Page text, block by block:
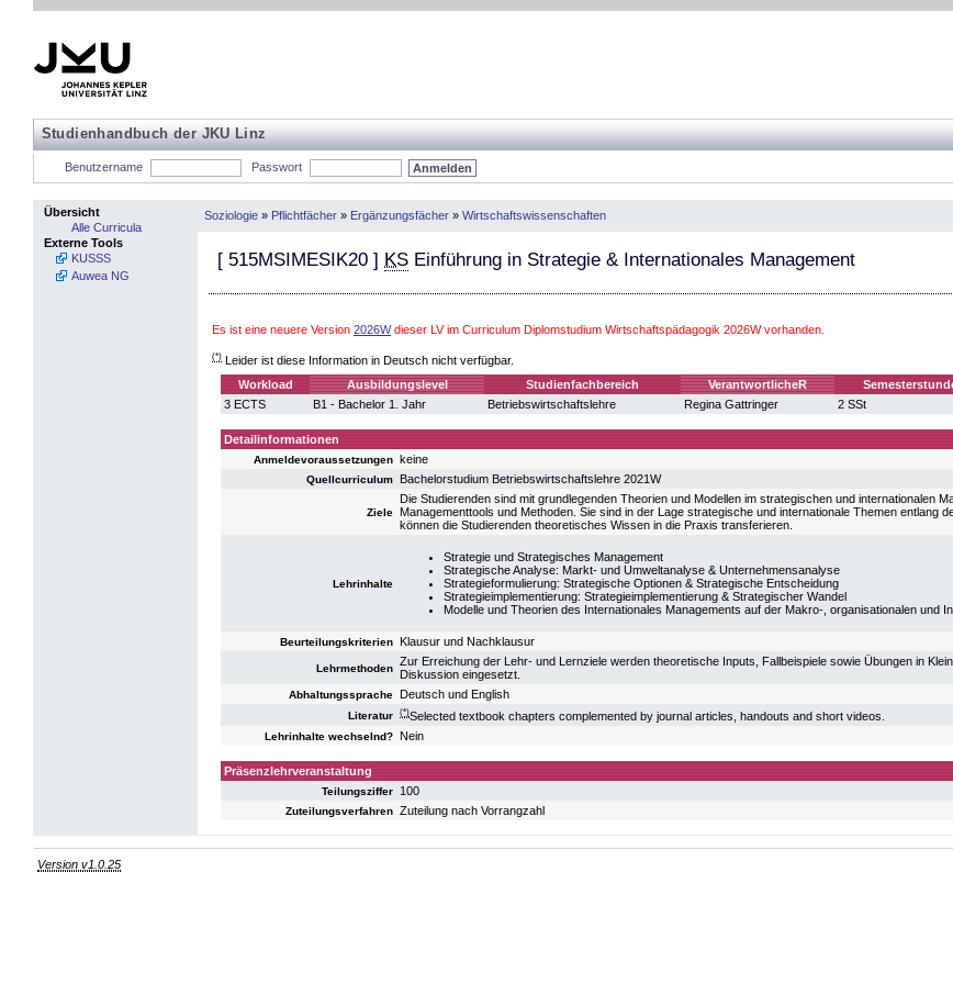
Studienhandbuch der JKU Linz
Benutzername Passwort
Übersicht
Alle Curricula
Externe Tools
KUSSS
Auwea NG
Soziologie » Pflichtfächer » Ergänzungsfächer » Wirtschaftswissenschaften
[ 515MSIMESIK20 ] KS Einführung in Strategie & Internationales Management
Es ist eine neuere Version 2026Wdieser LV im Curriculum Diplomstudium Wirtschaftspädagogik 2026W vorhanden.
(*) Leider ist diese Information in Deutsch nicht verfügbar.
Workload
Ausbildungslevel Studienfachbereich VerantwortlicheR
3 ECTS
B1 - Bachelor 1. Jahr Betriebswirtschaftslehre Regina Gattringer 2 SSt
Detailinformationen
Anmeldevoraussetzungen keine
Quellcurriculum Bachelorstudium Betriebswirtschaftslehre 2021W
Ziele
Die Studierenden sind mit grundlegenden Theorien und Modellen im strategischen und internationalen
Managementtools und Methoden. Sie sind in der Lage strategische und internationale Themen entlang
können die Studierenden theoretisches Wissen in die Praxis transferieren.
Lehrinhalte
Strategie und Strategisches Management
Strategische Analyse: Markt- und Umweltanalyse & Unternehmensanalyse
Strategieformulierung: Strategische Optionen & Strategische Entscheidung
Strategieimplementierung: Strategieimplementierung & Strategischer Wandel
Modelle und Theorien des Internationales Managements auf der Makro-, organisationalen und
Beurteilungskriterien Klausur und Nachklausur
Lehrmethoden
Zur Erreichung der Lehr- und Lernziele werden theoretische Inputs, Fallbeispiele sowie Übungen in
Diskussion eingesetzt.
Abhaltungssprache Deutsch und English
Literatur (*)Selected textbook chapters complemented by journal articles, handouts and short videos.
Lehrinhalte wechselnd? Nein
Präsenzlehrveranstaltung
Teilungsziffer 100
Zuteilungsverfahren Zuteilung nach Vorrangzahl
Version v1.0.25